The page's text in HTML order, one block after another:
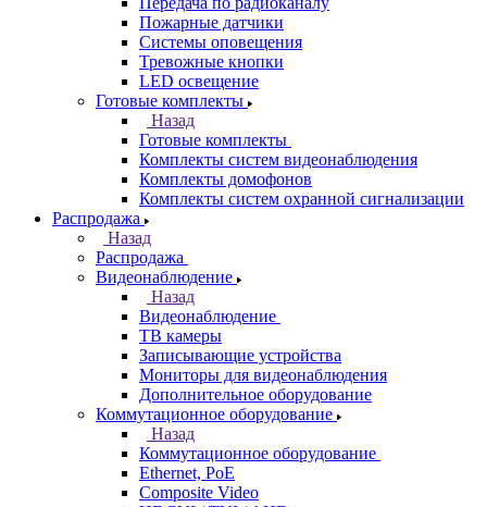
Пожарные датчики
Системы оповещения
Тревожные кнопки
LED освещение
Готовые комплекты
Назад
Готовые комплекты
Комплекты систем видеонаблюдения
Комплекты домофонов
Комплекты систем охранной сигнализации
Распродажа
Назад
Распродажа
Видеонаблюдение
Назад
Видеонаблюдение
ТВ камеры
Записывающие устройства
Мониторы для видеонаблюдения
Дополнительное оборудование
Коммутационное оборудование
Назад
Коммутационное оборудование
Ethernet, PoE
Composite Video